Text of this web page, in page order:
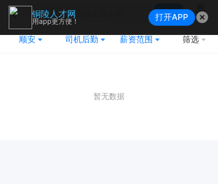
搜索
地图
顺安 司机后勤 薪资范围 筛选
暂无数据
铜陵人才网
用app更方便！ 打开APP